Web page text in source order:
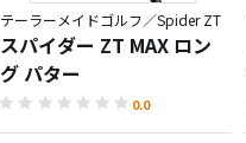
テーラーメイドゴルフ／Spider ZT
スパイダー ZT MAX ロン
グ パター
0.0